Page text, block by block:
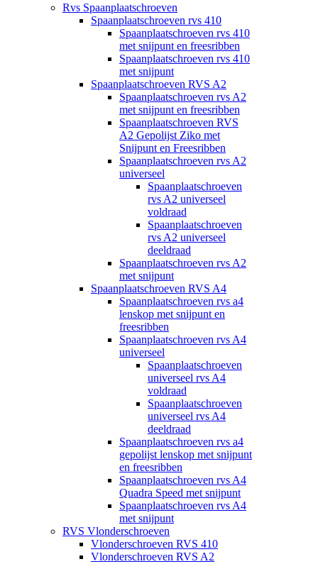
Rvs Spaanplaatschroeven
Spaanplaatschroeven rvs 410
Spaanplaatschroeven rvs 410
met snijpunt en freesribben
Spaanplaatschroeven rvs 410
met snijpunt
Spaanplaatschroeven RVS A2
Spaanplaatschroeven rvs A2
met snijpunt en freesribben
Spaanplaatschroeven RVS
A2 Gepolijst Ziko met
Snijpunt en Freesribben
Spaanplaatschroeven rvs A2
universeel
Spaanplaatschroeven
rvs A2 universeel
voldraad
Spaanplaatschroeven
rvs A2 universeel
deeldraad
Spaanplaatschroeven rvs A2
met snijpunt
Spaanplaatschroeven RVS A4
Spaanplaatschroeven rvs a4
lenskop met snijpunt en
freesribben
Spaanplaatschroeven rvs A4
universeel
Spaanplaatschroeven
universeel rvs A4
voldraad
Spaanplaatschroeven
universeel rvs A4
deeldraad
Spaanplaatschroeven rvs a4
gepolijst lenskop met snijpunt
en freesribben
Spaanplaatschroeven rvs A4
Quadra Speed met snijpunt
Spaanplaatschroeven rvs A4
met snijpunt
RVS Vlonderschroeven
Vlonderschroeven RVS 410
Vlonderschroeven RVS A2